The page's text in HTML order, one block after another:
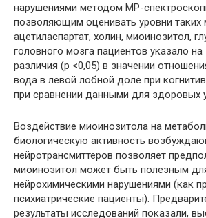
нарушениями методом МР-
позволяющим оценивать уровни таких
ацетиласпартат, холин, миоинозитол,
головного мозга пациентов указало
различия (р <0,05) в значении
вода в левой лобной доле при
при сравнении данными для здоровых
Воздействие миоинозитола на
биологическую активность
нейротрансмиттеров позволяет
миоинозитол может быть полезным
нейрохимическими нарушениями (как
психиатрические пациенты).
результаты исследований показали,